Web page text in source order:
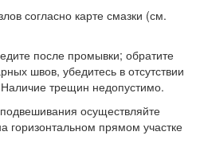
согласно карте смазки (см.
после промывки; обратите
швов, убедитесь в отсутствии
трещин недопустимо.
осуществляйте
горизонтальном прямом участке